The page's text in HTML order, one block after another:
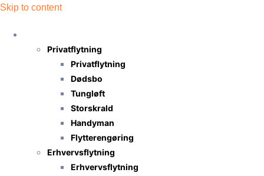
Skip to content
Privatflytning
Privatflytning
Dødsbo
Tungløft
Storskrald
Handyman
Flytterengøring
Erhvervsflytning
Erhvervsflytning